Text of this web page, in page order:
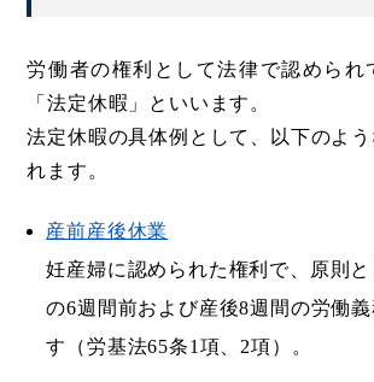
労働者の権利として法律で認められ
「法定休暇」といいます。
法定休暇の具体例として、以下のよ
れます。
産前産後休業
妊産婦に認められた権利で、原則と
の6週間前および産後8週間の労働
す（労基法65条1項、2項）。